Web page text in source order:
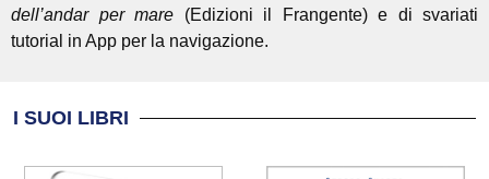
dell’andar per mare (Edizioni il Frangente) e di svariati
tutorial in App per la navigazione.
I SUOI LIBRI